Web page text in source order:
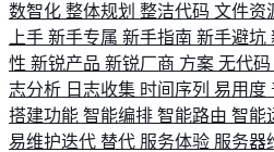
数智化 整体规划 整洁代码 文件资
上手 新手专属 新手指南 新手避坑
性 新锐产品 新锐厂商 方案 无代码
志分析 日志收集 时间序列 易用度
搭建功能 智能编排 智能路由 智能
易维护迭代 替代 服务体验 服务器